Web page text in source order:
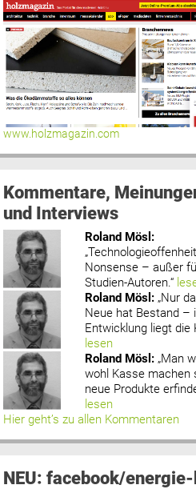
www.holzmagazin.com
Kommentare,
und Interviews
Roland Mösl :
Nonsense – außer
Studien-Autoren.“
Roland Mösl : „Nur
Neue hat Bestand –
Entwicklung liegt die
lesen
Roland Mösl : „Man
wohl Kasse machen
neue Produkte
lesen
Hier geht’s zu allen Kommentaren
NEU: facebook/